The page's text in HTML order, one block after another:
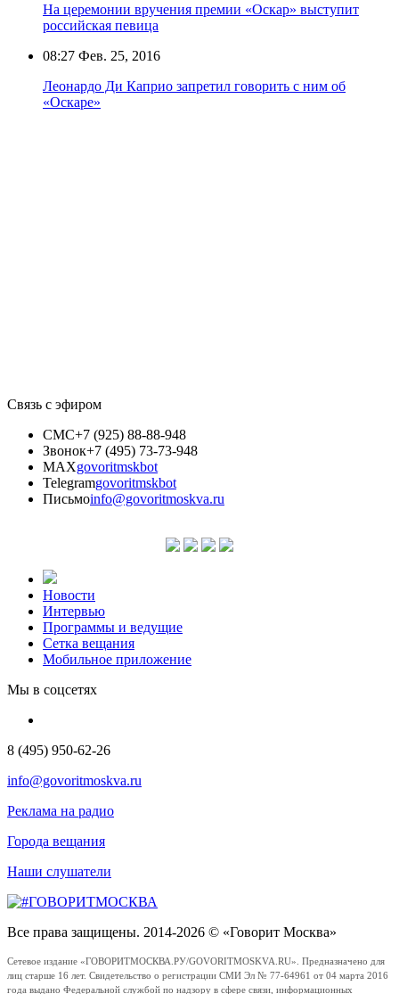
На церемонии вручения премии «Оскар» выступит
российская певица
08:27 Фев. 25, 2016
Леонардо Ди Каприо запретил говорить с ним об
«Оскаре»
Связь с эфиром
СМС+7 (925) 88-88-948
Звонок+7 (495) 73-73-948
MAXgovoritmskbot
Telegramgovoritmskbot
Письмоinfo@govoritmoskva.ru
Новости
Интервью
Программы и ведущие
Сетка вещания
Мобильное приложение
Мы в соцсетях
8 (495) 950-62-26
info@govoritmoskva.ru
Реклама на радио
Города вещания
Наши слушатели
Все права защищены. 2014-2026 © «Говорит Москва»
Сетевое издание «ГОВОРИТМОСКВА.РУ/GOVORITMOSKVA.RU». Предназначено для
лиц старше 16 лет. Свидетельство о регистрации СМИ Эл № 77-64961 от 04 марта 2016
года выдано Федеральной службой по надзору в сфере связи, информационных